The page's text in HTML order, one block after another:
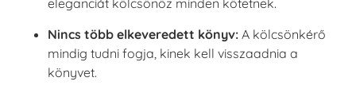
eleganciát kölcsönöz minden kötetnek.
Nincs több elkeveredett könyv: A kölcsönkérő
mindig tudni fogja, kinek kell visszaadnia a
könyvet.